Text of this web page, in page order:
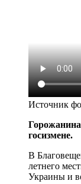
Источник
госизмене.
В
летнего
Украины и